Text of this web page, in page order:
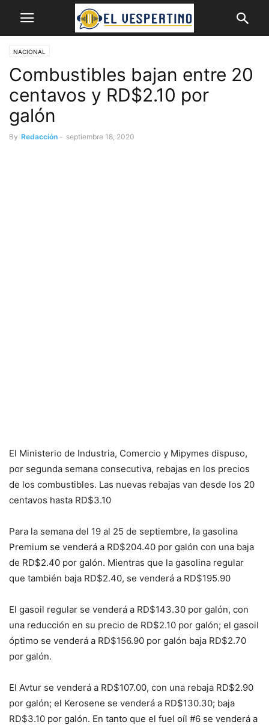
NACIONAL
Combustibles bajan entre 20
centavos y RD$2.10 por
galón
By Redacción - septiembre 18, 2020
El Ministerio de Industria, Comercio y Mipymes dispuso,
por segunda semana consecutiva, rebajas en los precios
de los combustibles. Las nuevas rebajas van desde los 20
centavos hasta RD$3.10
Para la semana del 19 al 25 de septiembre, la gasolina
Premium se venderá a RD$204.40 por galón con una baja
de RD$2.40 por galón. Mientras que la gasolina regular
que también baja RD$2.40, se venderá a RD$195.90
El gasoil regular se venderá a RD$143.30 por galón, con
una reducción en su precio de RD$2.10 por galón; el gasoil
óptimo se venderá a RD$156.90 por galón baja RD$2.70
por galón.
El Avtur se venderá a RD$107.00, con una rebaja RD$2.90
por galón; el Kerosene se venderá a RD$130.30; baja
RD$3.10 por galón. En tanto que el fuel oíl #6 se venderá a